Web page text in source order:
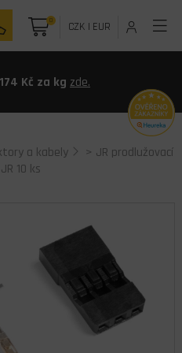
0 CZK| EUR
174 Kč za kg zde.
a kabely > JR prodlužovací
10 ks